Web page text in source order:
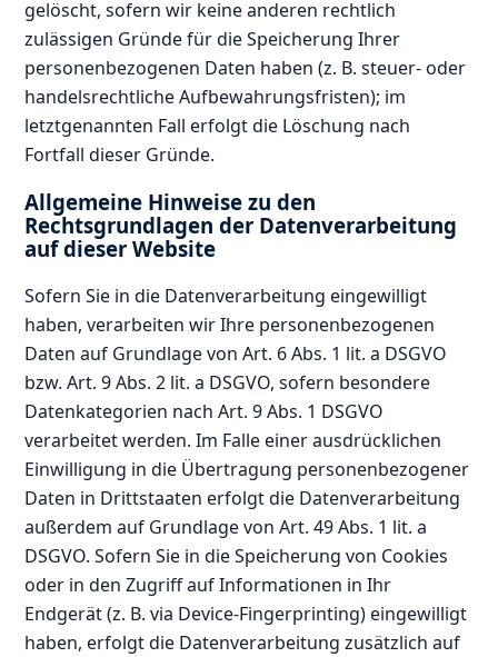
gelöscht, sofern wir keine anderen rechtlich
zulässigen Gründe für die Speicherung Ihrer
personenbezogenen Daten haben (z. B. steuer- oder
handelsrechtliche Aufbewahrungsfristen); im
letztgenannten Fall erfolgt die Löschung nach
Fortfall dieser Gründe.
Allgemeine Hinweise zu den
Rechtsgrundlagen der Datenverarbeitung
auf dieser Website
Sofern Sie in die Datenverarbeitung eingewilligt
haben, verarbeiten wir Ihre personenbezogenen
Daten auf Grundlage von Art. 6 Abs. 1 lit. a DSGVO
bzw. Art. 9 Abs. 2 lit. a DSGVO, sofern besondere
Datenkategorien nach Art. 9 Abs. 1 DSGVO
verarbeitet werden. Im Falle einer ausdrücklichen
Einwilligung in die Übertragung personenbezogener
Daten in Drittstaaten erfolgt die Datenverarbeitung
außerdem auf Grundlage von Art. 49 Abs. 1 lit. a
DSGVO. Sofern Sie in die Speicherung von Cookies
oder in den Zugriff auf Informationen in Ihr
Endgerät (z. B. via Device-Fingerprinting) eingewilligt
haben, erfolgt die Datenverarbeitung zusätzlich auf